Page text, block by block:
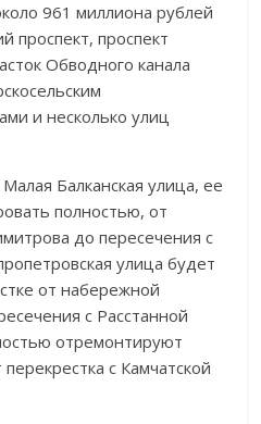
961 миллиона рублей
проспект, проспект
Обводного канала
и несколько улиц
Балканская улица, ее
полностью, от
до пересечения с
улица будет
от набережной
с Расстанной
отремонтируют
с Камчатской